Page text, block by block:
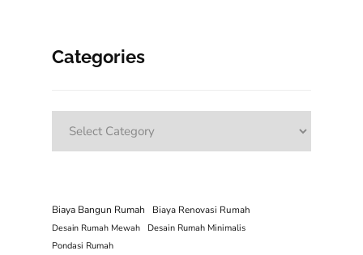
Categories
Biaya Bangun Rumah Biaya Renovasi Rumah
Desain Rumah Mewah
Desain Rumah Minimalis
Pondasi Rumah